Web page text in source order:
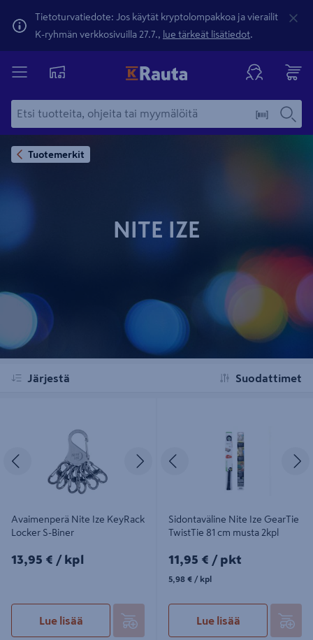
Tietoturvatiedote: Jos käytät kryptolompakkoa ja vierailit
K-ryhmän verkkosivuilla 27.7., lue tärkeät lisätiedot.
Tuotemerkit
NITE IZE
Järjestä Suodattimet
Edellinen Seuraava
Avaimenperä Nite Ize KeyRack
Locker S-Biner
13,95€/kpl
13,95 € / kpl
Lue lisää
Edellinen
Sidontaväline Nite Ize GearTie
TwistTie 81 cm musta 2kpl
11,95€/pkt
11,95 € / pkt
5,98€/kpl
5,98 € / kpl
Lue lisää